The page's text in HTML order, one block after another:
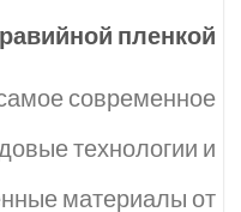
пленкой.
современное
технологии и
материалы от